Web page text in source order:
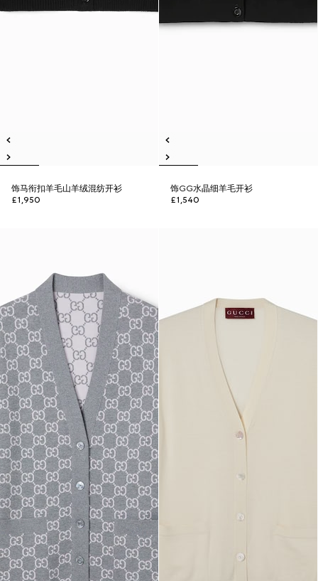
饰马衔扣羊毛山羊绒混纺开衫
£1,950
饰GG水晶细羊毛开衫
£1,540